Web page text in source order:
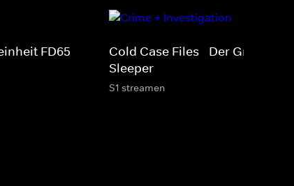
FD65
Cold Case Files - Der Grim
Sleeper
S1 streamen